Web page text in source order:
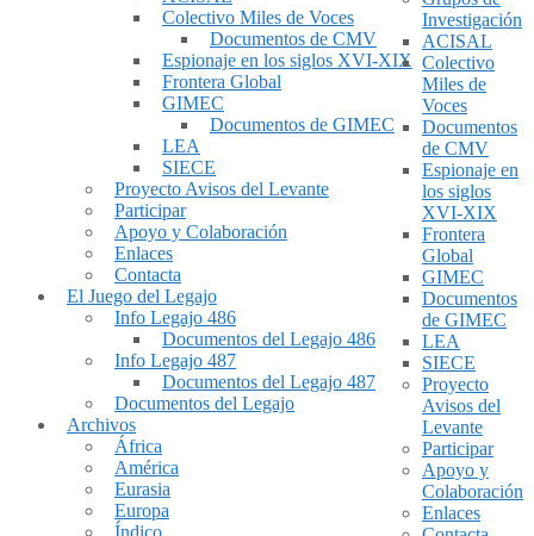
Colectivo Miles de Voces
Documentos de CMV
Espionaje en los siglos XVI-XIX
Frontera Global
GIMEC
Documentos de GIMEC
LEA
SIECE
Proyecto Avisos del Levante
Participar
Apoyo y Colaboración
Enlaces
Contacta
El Juego del Legajo
Info Legajo 486
Documentos del Legajo 486
Info Legajo 487
Documentos del Legajo 487
Documentos del Legajo
Archivos
África
América
Eurasia
Europa
Índico
Investigación
ACISAL
Colectivo
Miles de
Voces
Documentos
de CMV
Espionaje en
los siglos
XVI-XIX
Frontera
Global
GIMEC
Documentos
de GIMEC
LEA
SIECE
Proyecto
Avisos del
Levante
Participar
Apoyo y
Colaboración
Enlaces